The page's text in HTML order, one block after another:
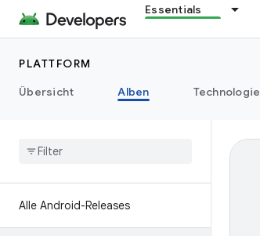
Essentials
PLATTFORM
Übersicht
Alben Technologie
Alle Android-Releases